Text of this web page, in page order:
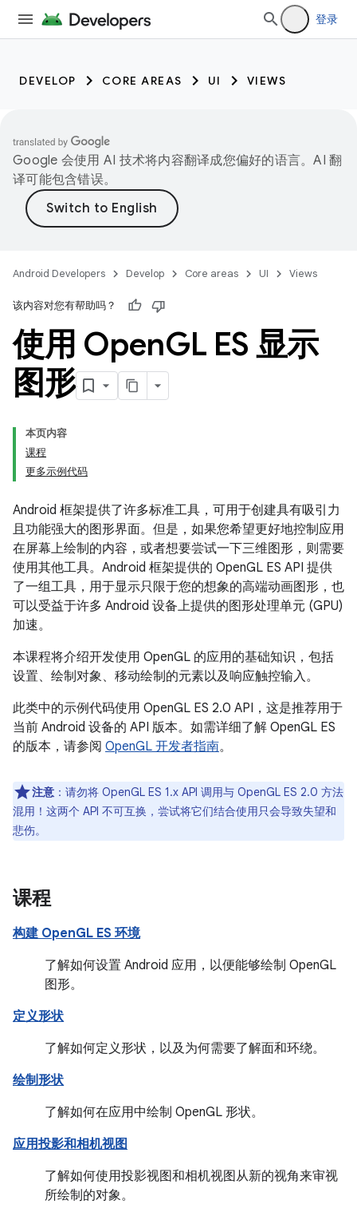
登录
DEVELOP CORE AREAS UI VIEWS
Google 会使用 AI 技术将内容翻译成您偏好的语言。AI 翻
译可能包含错误。
Android Developers Develop Core areas UI Views
该内容对您有帮助吗？
使用 OpenGL ES 显示
图形
本页内容
课程
更多示例代码
Android 框架提供了许多标准工具，可用于创建具有吸引力
且功能强大的图形界面。但是，如果您希望更好地控制应用
在屏幕上绘制的内容，或者想要尝试一下三维图形，则需要
使用其他工具。Android 框架提供的 OpenGL ES API 提供
了一组工具，用于显示只限于您的想象的高端动画图形，也
可以受益于许多 Android 设备上提供的图形处理单元 (GPU)
加速。
本课程将介绍开发使用 OpenGL 的应用的基础知识，包括
设置、绘制对象、移动绘制的元素以及响应触控输入。
此类中的示例代码使用 OpenGL ES 2.0 API，这是推荐用于
当前 Android 设备的 API 版本。如需详细了解 OpenGL ES
的版本，请参阅 OpenGL 开发者指南。
注意 ：请勿将 OpenGL ES 1.x API 调用与 OpenGL ES 2.0 方法
混用！这两个 API 不可互换，尝试将它们结合使用只会导致失望和
悲伤。
课程
构建 OpenGL ES 环境
了解如何设置 Android 应用，以便能够绘制 OpenGL
图形。
定义形状
了解如何定义形状，以及为何需要了解面和环绕。
绘制形状
了解如何在应用中绘制 OpenGL 形状。
应用投影和相机视图
了解如何使用投影视图和相机视图从新的视角来审视
所绘制的对象。